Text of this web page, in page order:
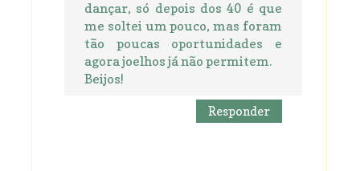
dançar, só depois dos 40 é que
me soltei um pouco, mas foram
tão poucas oportunidades e
agora joelhos já não permitem.
Beijos!
Responder